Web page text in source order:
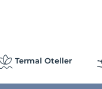
Termal Oteller